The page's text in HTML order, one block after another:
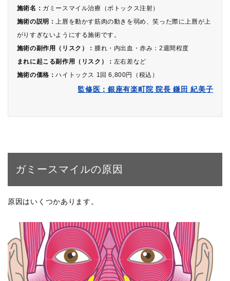
施術名： ガミースマイル治療（ボトックス注射）
施術の説明：上唇を動かす筋肉の動きを弱め、笑った際に上唇が上
がりすぎないようにする施術です。
施術の副作用（リスク）： 腫れ・内出血・赤み：2週間程度
まれに起こる副作用（リスク）： 左右差など
施術の価格：ハイトックス 1回 6,800円（税込）
監修医：銀座有楽町院 院長 鎌田 紀美子
ガミースマイルの原因
原因はいくつかあります。